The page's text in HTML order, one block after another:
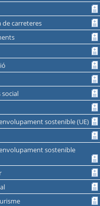
de carreteres
social
sostenible (UE)